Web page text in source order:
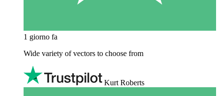
1 giorno fa
Wide variety of vectors to choose from
Kurt Roberts